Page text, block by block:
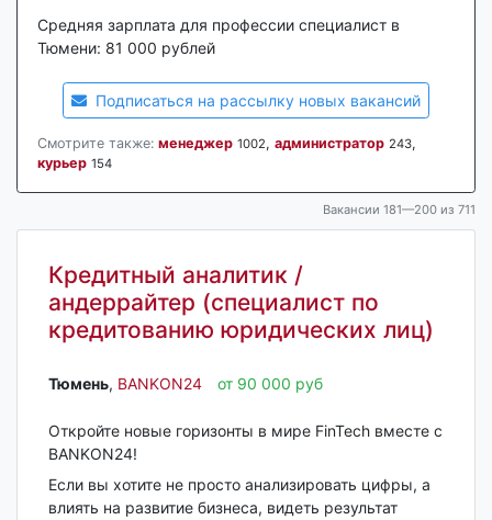
Средняя зарплата для профессии специалист в
Тюмени: 81 000 рублей
Подписаться на рассылку новых вакансий
Смотрите также: менеджер 1002, администратор 243,
курьер 154
Вакансии 181—200 из 711
Кредитный аналитик /
андеррайтер (специалист по
кредитованию юридических лиц)
Тюмень‎, BANKON24 от 90 000 руб
Откройте новые горизонты в мире FinTech вместе с
BANKON24!
Если вы хотите не просто анализировать цифры, а
влиять на развитие бизнеса, видеть результат